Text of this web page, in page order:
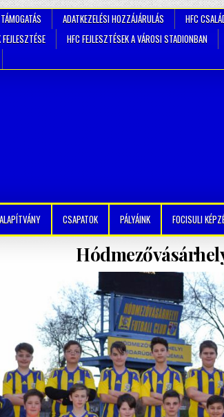
TÁMOGATÁS ADATKEZELÉSI HOZZÁJÁRULÁS
HFC
HFC FEJLESZTÉSEK A VÁROSI STADIONBAN
CSAPATOK PÁLYÁINK FOCISULI